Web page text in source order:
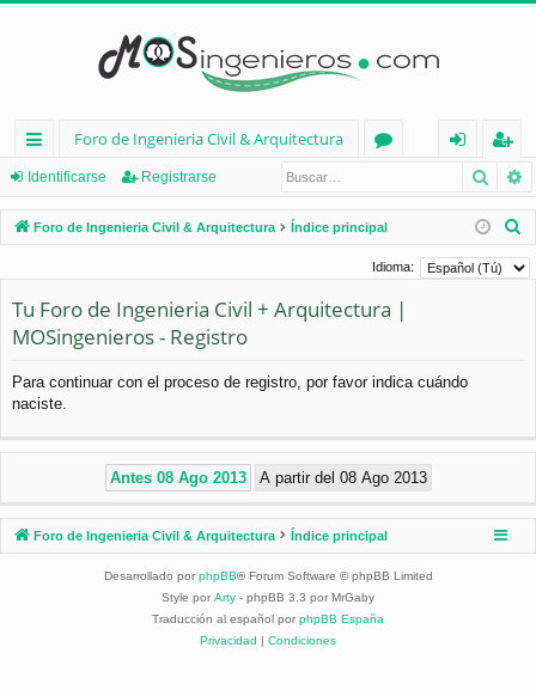
nl
ac
es
pi
os
Foro de Ingenieria Civil & Arquitectura
os
nt
ifi
eg
ist
ra
Identificarse Registrarse
Foro de Ingenieria Civil & Arquitectura Índice principal
s
Idioma:
Tu Foro de Ingenieria Civil + Arquitectura |
MOSingenieros - Registro
Para continuar con el proceso de registro, por favor indica cuándo
naciste.
Foro de Ingenieria Civil & Arquitectura Índice principal
Desarrollado por phpBB® Forum Software © phpBB Limited
Style por Arty - phpBB 3.3 por MrGaby
Traducción al español por phpBB España
Privacidad | Condiciones